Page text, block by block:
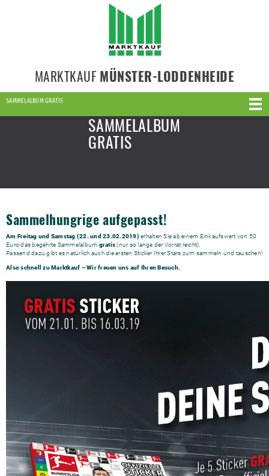
MARKTKAUF MÜNSTER-LODDENHEIDE
SAMMELALBUM GRATIS
SAMMELALBUM
GRATIS
Sammelhungrige aufgepasst!
Am Freitag und Samstag (22. und 23.02.2019) erhalten Sie ab einem Einkaufswert von 50
Euro das begehrte Sammelalbum gratis(nur so lange der Vorrat reicht).
Passend dazu gibt es natürlich auch die ersten Sticker Ihrer Stars zum sammeln und tauschen!
Also schnell zu Marktkauf – Wir freuen uns auf Ihren Besuch.